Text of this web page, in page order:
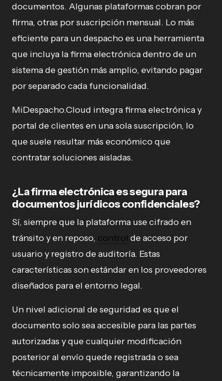
documentos. Algunas plataformas cobran por
firma, otras por suscripción mensual. Lo más
eficiente para un despacho es una herramienta
que incluya la firma electrónica dentro de un
sistema de gestión más amplio, evitando pagar
por separado cada funcionalidad.
MiDespacho.Cloud integra firma electrónica y
portal de clientes en una sola suscripción, lo
que suele resultar más económico que
contratar soluciones aisladas.
¿La firma electrónica es segura para
documentos jurídicos confidenciales?
Sí, siempre que la plataforma use cifrado en
tránsito y en reposo, control de acceso por
usuario y registro de auditoría. Estas
características son estándar en los proveedores
diseñados para el entorno legal.
Un nivel adicional de seguridad es que el
documento solo sea accesible para las partes
autorizadas y que cualquier modificación
posterior al envío quede registrada o sea
técnicamente imposible, garantizando la